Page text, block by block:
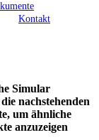
Kontakt
Simular
nachstehenden
um ähnliche
anzuzeigen